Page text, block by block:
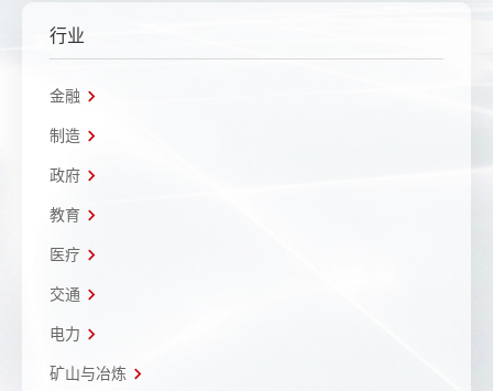
行业
金融
制造
政府
教育
医疗
交通
电力
矿山与冶炼